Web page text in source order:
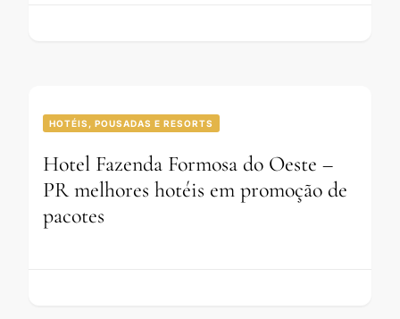
HOTÉIS, POUSADAS E RESORTS
Hotel Fazenda Formosa do Oeste –
PR melhores hotéis em promoção de
pacotes